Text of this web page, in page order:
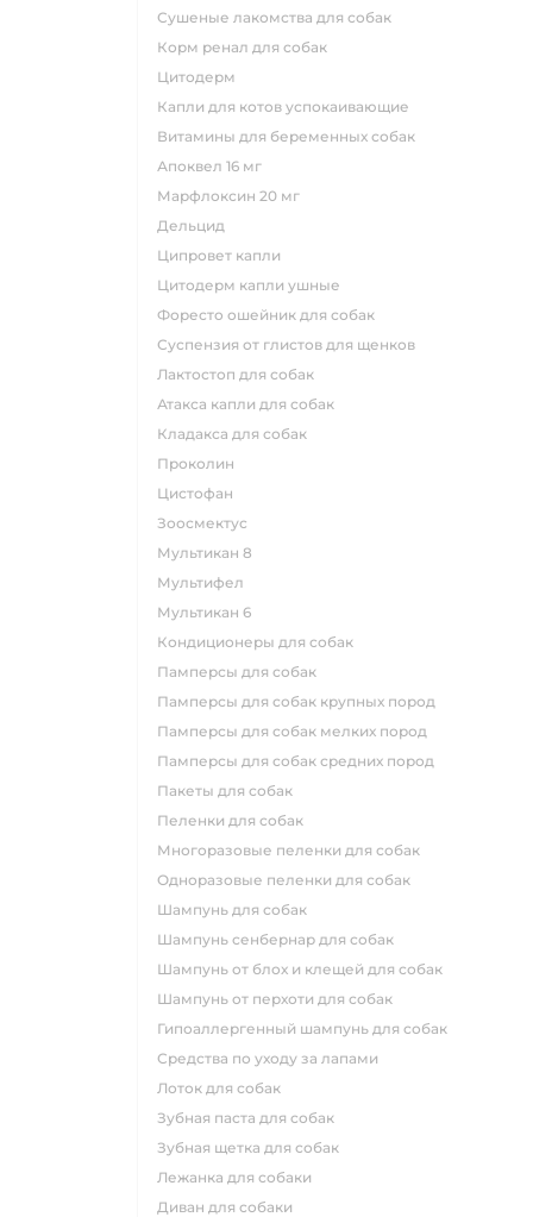
сушеные лакомства для собак
корм ренал для собак
цитодерм
капли для котов успокаивающие
витамины для беременных собак
апоквел 16 мг
марфлоксин 20 мг
дельцид
ципровет капли
цитодерм капли ушные
форесто ошейник для собак
суспензия от глистов для щенков
лактостоп для собак
атакса капли для собак
кладакса для собак
проколин
цистофан
зоосмектус
мультикан 8
мультифел
мультикан 6
кондиционеры для собак
памперсы для собак
памперсы для собак крупных пород
памперсы для собак мелких пород
памперсы для собак средних пород
пакеты для собак
пеленки для собак
многоразовые пеленки для собак
одноразовые пеленки для собак
шампунь для собак
шампунь сенбернар для собак
шампунь от блох и клещей для собак
шампунь от перхоти для собак
гипоаллергенный шампунь для собак
средства по уходу за лапами
лоток для собак
зубная паста для собак
зубная щетка для собак
лежанка для собаки
диван для собаки